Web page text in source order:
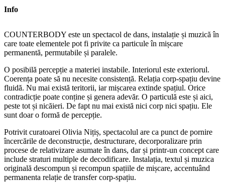
Info
COUNTERBODY este un spectacol de dans, instalație și muzică în
care toate elementele pot fi privite ca particule în mișcare
permanentă, permutabile și paralele.
O posibilă percepție a materiei instabile. Interiorul este exteriorul.
Coerența poate să nu necesite consistență. Relația corp-spațiu devine
fluidă. Nu mai există teritorii, iar mișcarea extinde spațiul. Orice
contradicție poate conține și genera adevăr. O particulă este și aici,
peste tot și nicăieri. De fapt nu mai există nici corp nici spațiu. Ele
sunt doar o formă de percepție.
Potrivit curatoarei Olivia Nițiș, spectacolul are ca punct de pornire
încercările de deconstrucție, destructurare, decorporalizare prin
procese de relativizare asumate în dans, dar și printr-un concept care
include straturi multiple de decodificare. Instalația, textul și muzica
originală descompun și recompun spațiile de mișcare, accentuând
permanenta relație de transfer corp-spațiu.